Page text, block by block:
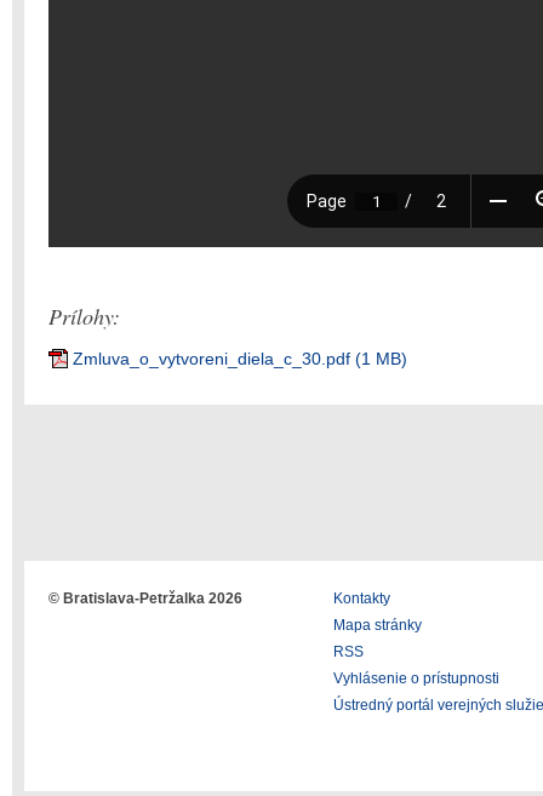
Prílohy:
Zmluva_o_vytvoreni_diela_c_30.pdf (1 MB)
© Bratislava-Petržalka 2026
Kontakty
Mapa stránky
RSS
Vyhlásenie o prístupnosti
Ústredný portál verejných